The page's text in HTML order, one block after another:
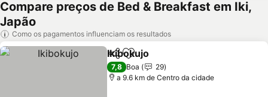
Compare preços de Bed & Breakfast em Iki,
Japão
Como os pagamentos influenciam os resultados
PartilharAdicionar aos favoritos
Ikibokujo
7,8 Boa
29
a 9.6 km de Centro da cidade